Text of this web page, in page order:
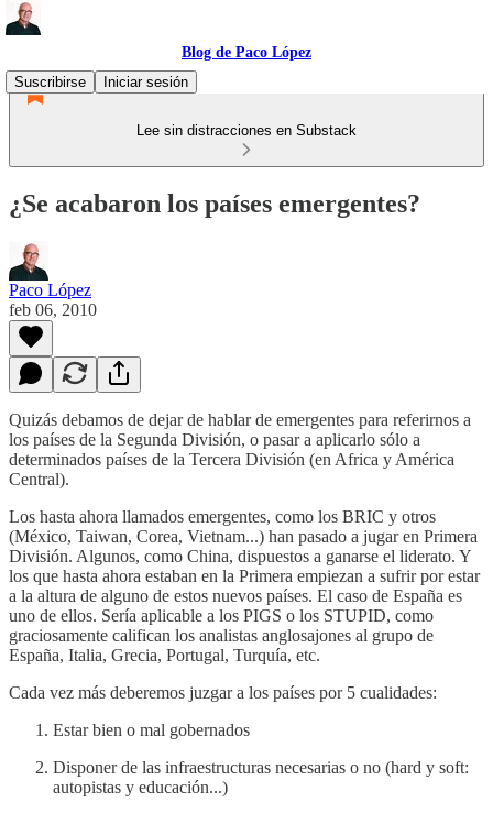
Blog de Paco López
Suscribirse
Iniciar sesión
Lee sin distracciones en Substack
¿Se acabaron los países emergentes?
Paco López
feb 06, 2010
Quizás debamos de dejar de hablar de emergentes para referirnos a
los países de la Segunda División, o pasar a aplicarlo sólo a
determinados países de la Tercera División (en Africa y América
Central).
Los hasta ahora llamados emergentes, como los BRIC y otros
(México, Taiwan, Corea, Vietnam...) han pasado a jugar en Primera
División. Algunos, como China, dispuestos a ganarse el liderato. Y
los que hasta ahora estaban en la Primera empiezan a sufrir por estar
a la altura de alguno de estos nuevos países. El caso de España es
uno de ellos. Sería aplicable a los PIGS o los STUPID, como
graciosamente califican los analistas anglosajones al grupo de
España, Italia, Grecia, Portugal, Turquía, etc.
Cada vez más deberemos juzgar a los países por 5 cualidades:
Estar bien o mal gobernados
Disponer de las infraestructuras necesarias o no (hard y soft:
autopistas y educación...)